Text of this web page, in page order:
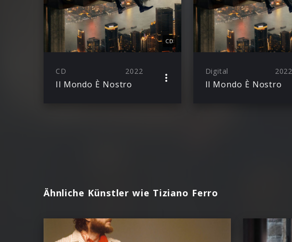
CD
CD 2022
Il Mondo È Nostro
Digital 2022
Il Mondo È Nostro
Ähnliche Künstler wie Tiziano Ferro